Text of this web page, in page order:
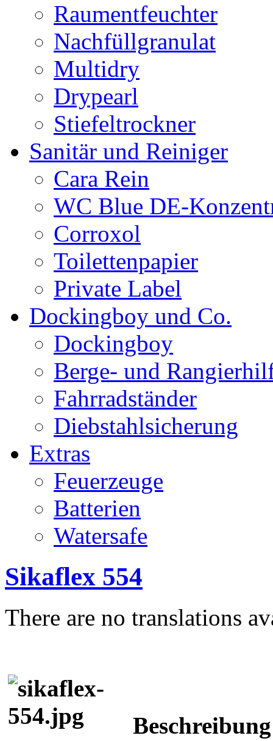
Raumentfeuchter
Nachfüllgranulat
Multidry
Drypearl
Stiefeltrockner
Sanitär und Reiniger
Cara Rein
WC Blue DE-
Corroxol
Toilettenpapier
Private Label
Dockingboy und Co.
Dockingboy
Berge- und
Fahrradständer
Diebstahlsicherung
Extras
Feuerzeuge
Batterien
Watersafe
Sikaflex 554
There are no translations
Beschreibung